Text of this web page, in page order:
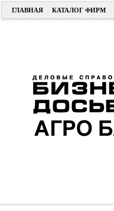
ГЛАВНАЯ КАТАЛОГ ФИРМ